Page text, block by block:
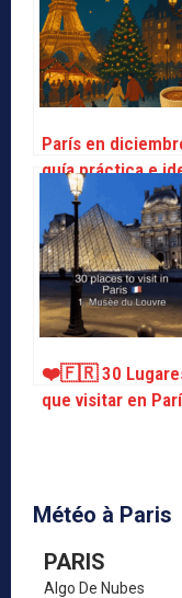
París en
guía práctica e
de actividades
❤️🇫🇷 30
que visitar en
Météo à Paris
PARIS
Algo De Nubes